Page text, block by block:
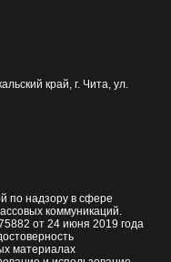
край, г. Чита, ул.
по надзору в сфере
коммуникаций.
от 24 июня 2019 года
материалах